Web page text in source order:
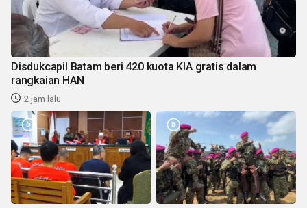
Disdukcapil Batam beri 420 kuota KIA gratis dalam
rangkaian HAN
2 jam lalu